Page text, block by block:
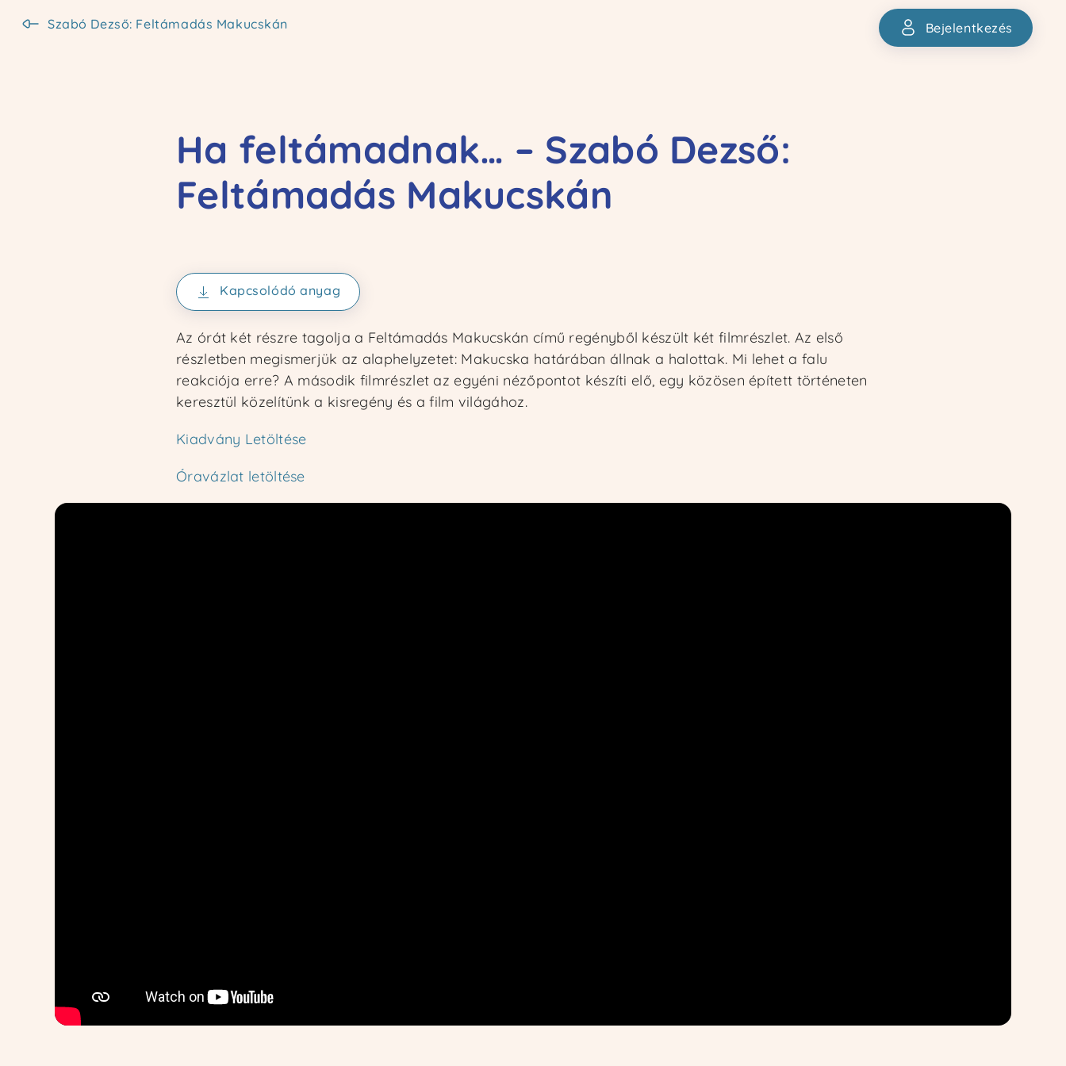
Kezdőoldal Ismertető Bejelentkezés
Kezdőoldal Ismertető Bejelentkezés
Szabó Dezső: Feltámadás Makucskán
Ha feltámadnak… – Szabó Dezső:
Feltámadás Makucskán
Kapcsolódó anyag
Az órát két részre tagolja a Feltámadás Makucskán című regényből készült két filmrészlet. Az első
részletben megismerjük az alaphelyzetet: Makucska határában állnak a halottak. Mi lehet a falu
reakciója erre? A második filmrészlet az egyéni nézőpontot készíti elő, egy közösen épített történeten
keresztül közelítünk a kisregény és a film világához.
Kiadvány Letöltése
Óravázlat letöltése